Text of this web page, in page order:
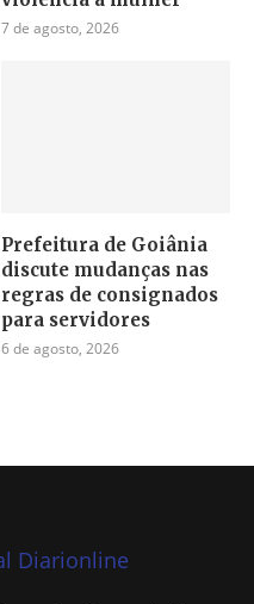
7 de agosto, 2026
Prefeitura de Goiânia
discute mudanças nas
regras de consignados
para servidores
6 de agosto, 2026